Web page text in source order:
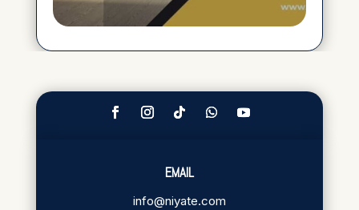
EMAIL
info@niyate.com